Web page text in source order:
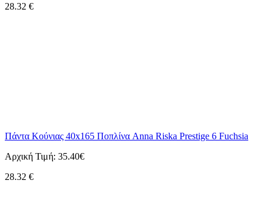
28.32 €
Πάντα Κούνιας 40x165 Ποπλίνα Anna Riska Prestige 6 Fuchsia
Αρχική Τιμή: 35.40€
28.32 €